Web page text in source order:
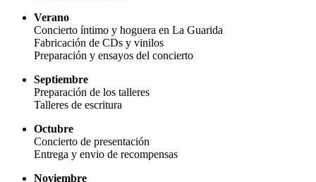
Verano
Concierto íntimo y hoguera en La Guarida
Fabricación de CDs y vinilos
Preparación y ensayos del concierto
Septiembre
Preparación de los talleres
Talleres de escritura
Octubre
Concierto de presentación
Entrega y envio de recompensas
Noviembre